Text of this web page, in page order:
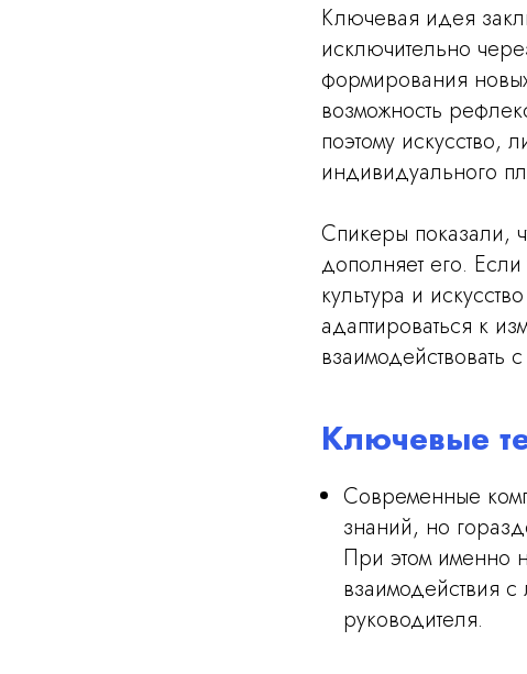
Ключевая идея
исключительно
формирования
возможность
поэтому искусство,
индивидуального
Спикеры показали,
дополняет его. Если
культура и
адаптироваться к
взаимодействовать
Ключевые
Современные
знаний, но
При этом именно
взаимодействия
руководителя.